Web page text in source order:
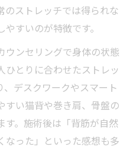
のストレッチでは得られな
すいのが特徴です。
ウンセリングで身体の状態
ひとりに合わせたストレッ
デスクワークやスマート
すい猫背や巻き肩、骨盤の
す。施術後は「背筋が自然
なった」といった感想も多